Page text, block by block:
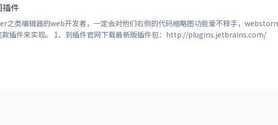
件
类编辑器的web开发者，一定会对他们右侧的代码缩略图功能爱不释手，
可以通过 CodeGlance 这款插件来实现。 1、到插件官网下载最新版插件包：http://plugins.jetbrains.com/